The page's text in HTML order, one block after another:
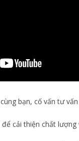
bạn, cố vấn tư
cải thiện chất